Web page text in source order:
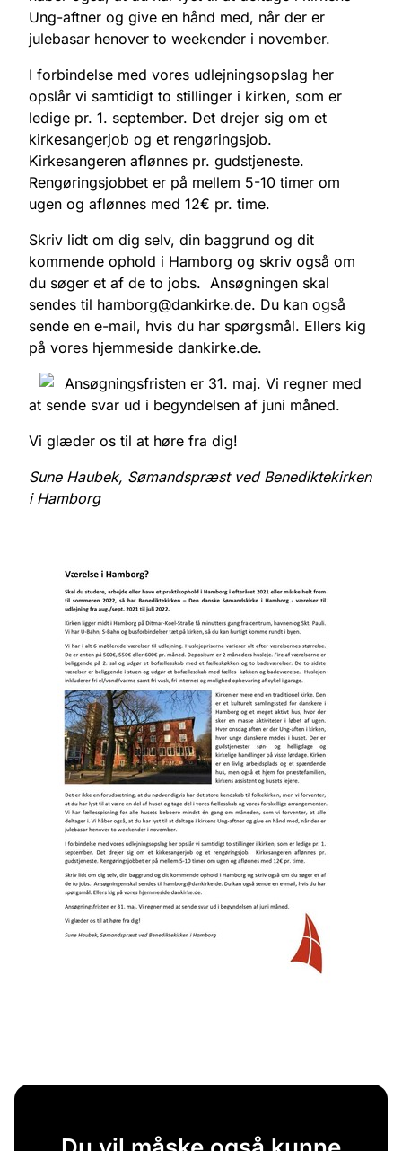
Ung-aftner og give en hånd med, når der er
julebasar henover to weekender i november.
I forbindelse med vores udlejningsopslag her
opslår vi samtidigt to stillinger i kirken, som er
ledige pr. 1. september. Det drejer sig om et
kirkesangerjob og et rengøringsjob.
Kirkesangeren aflønnes pr. gudstjeneste.
Rengøringsjobbet er på mellem 5-10 timer om
ugen og aflønnes med 12€ pr. time.
Skriv lidt om dig selv, din baggrund og dit
kommende ophold i Hamborg og skriv også om
du søger et af de to jobs. Ansøgningen skal
sendes til hamborg@dankirke.de. Du kan også
sende en e-mail, hvis du har spørgsmål. Ellers kig
på vores hjemmeside dankirke.de.
Ansøgningsfristen er 31. maj. Vi regner med
at sende svar ud i begyndelsen af juni måned.
Vi glæder os til at høre fra dig!
Sune Haubek, Sømandspræst ved Benediktekirken
i Hamborg